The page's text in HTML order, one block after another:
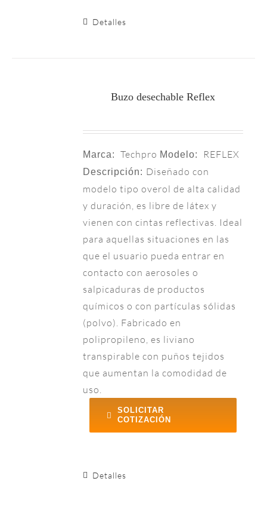
Detalles
Buzo desechable Reflex
Marca: Techpro Modelo: REFLEX
Descripción: Diseñado con
modelo tipo overol de alta calidad
y duración, es libre de látex y
vienen con cintas reflectivas. Ideal
para aquellas situaciones en las
que el usuario pueda entrar en
contacto con aerosoles o
salpicaduras de productos
químicos o con partículas sólidas
(polvo). Fabricado en
polipropileno, es liviano
transpirable con puños tejidos
que aumentan la comodidad de
uso.
SOLICITAR
COTIZACIÓN
Detalles